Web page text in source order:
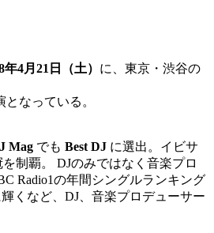
年4月21日（土） に、東京・渋谷の
なっている。
Mag でも Best DJ に選出。イビサ
制覇。 DJのみではなく音楽プロ
Radio1の年間シングルランキング
輝くなど、DJ、音楽プロデューサー